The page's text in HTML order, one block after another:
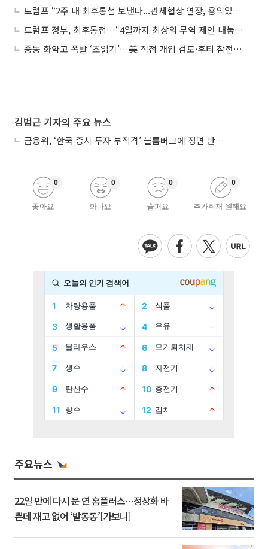
트럼프 “2주 내 최후통첩 보낸다...관세협상 연장, 용의있으나 불필요”
트럼프 정부, 최후통첩…“4일까지 최상의 무역 제안 내놓아라”
중동 화약고 폭발 ‘초읽기’…美 직접 개입 검토·후티 참전 선언
김범근 기자의 주요 뉴스
금융위, ‘한국 증시 투자 부적격’ 블룸버그에 정면 반박…“근거 불분명”
좋아요
0
화나요
0
슬퍼요
0
추가취재 원해요
0
주요뉴스
22일 만에 다시 문 연 홈플러스…정상화 바
쁜데 재고 없어 ‘발동동’[가보니]